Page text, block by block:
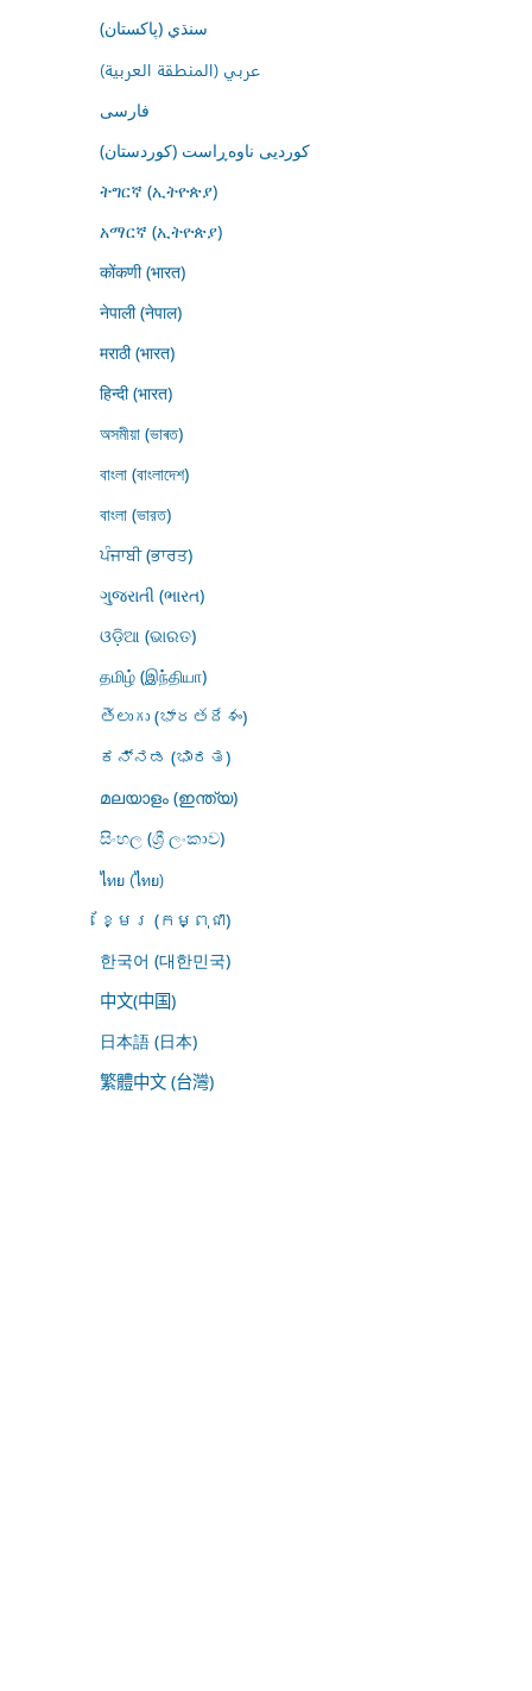
سنڌي (پاکستان)
عربي (المنطقة العربية)
فارسى
کوردیی ناوەڕاست (کوردستان)
ትግርኛ (ኢትዮጵያ)
አማርኛ (ኢትዮጵያ)
कोंकणी (भारत)
नेपाली (नेपाल)
मराठी (भारत)
हिन्दी (भारत)
অসমীয়া (ভাৰত)
বাংলা (বাংলাদেশ)
বাংলা (ভারত)
ਪੰਜਾਬੀ (ਭਾਰਤ)
ગુજરાતી (ભારત)
ଓଡ଼ିଆ (ଭାରତ)
தமிழ் (இந்தியா)
తెలుగు (భారతదేశం)
ಕನ್ನಡ (ಭಾರತ)
മലയാളം (ഇന്ത്യ)
සිංහල (ශ්‍රී ලංකාව)
ไทย (ไทย)
ខ្មែរ (កម្ពុជា)
한국어 (대한민국)
中文(中国)
日本語 (日本)
繁體中文 (台灣)